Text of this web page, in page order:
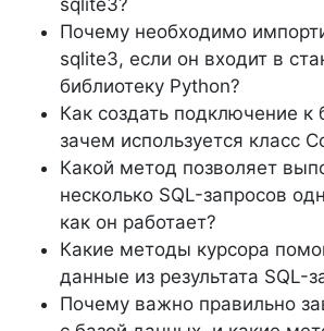
sqlite3?
Почему необходимо
sqlite3, если он входит в
библиотеку Python?
Как создать подключение к
зачем используется класс
Какой метод позволяет
несколько SQL-запросов
как он работает?
Какие методы курсора
данные из результата SQL-
Почему важно правильно